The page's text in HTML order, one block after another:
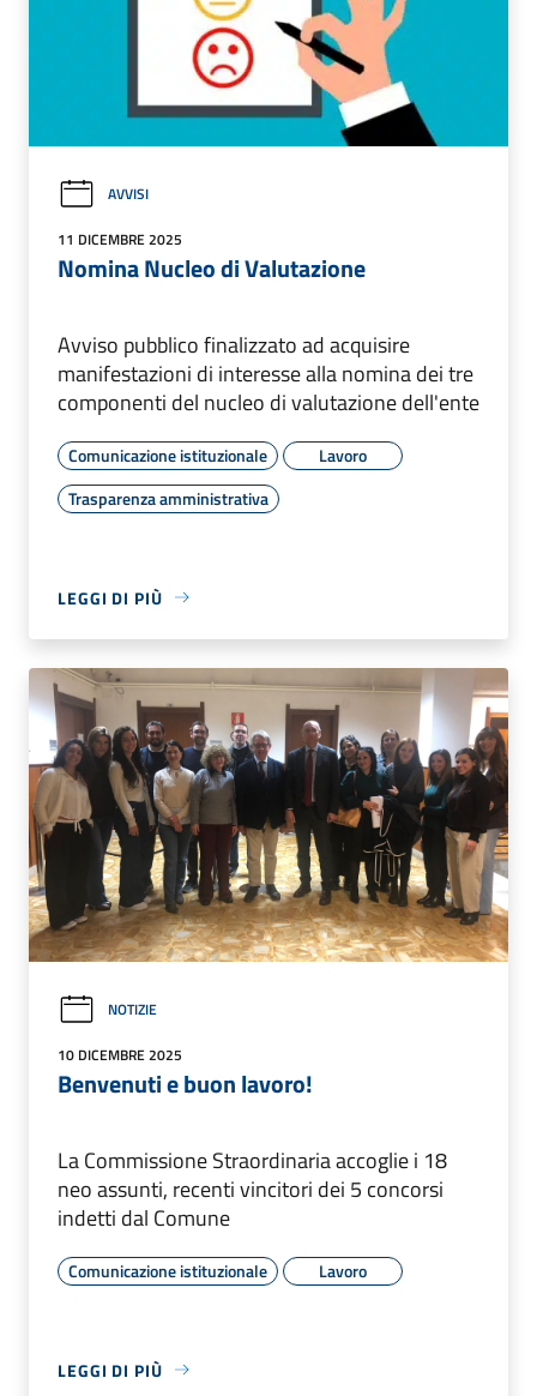
AVVISI
11 DICEMBRE 2025
Nomina Nucleo di Valutazione
Avviso pubblico finalizzato ad acquisire
manifestazioni di interesse alla nomina dei tre
componenti del nucleo di valutazione dell'ente
Comunicazione istituzionale
Lavoro
Trasparenza amministrativa
LEGGI DI PIÙ
NOTIZIE
10 DICEMBRE 2025
Benvenuti e buon lavoro!
La Commissione Straordinaria accoglie i 18
neo assunti, recenti vincitori dei 5 concorsi
indetti dal Comune
Comunicazione istituzionale Lavoro
LEGGI DI PIÙ